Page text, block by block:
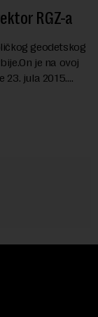
RGZ-a
geodetskog
je na ovoj
23. jula 2015.